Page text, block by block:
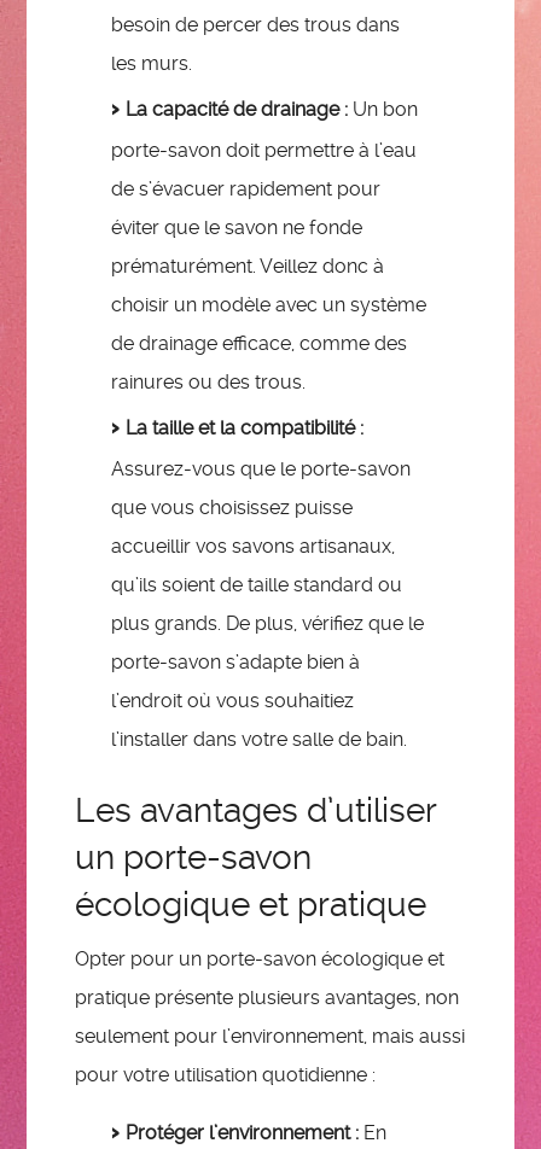
besoin de percer des trous dans
les murs.
La capacité de drainage : Un bon
porte-savon doit permettre à l’eau
de s’évacuer rapidement pour
éviter que le savon ne fonde
prématurément. Veillez donc à
choisir un modèle avec un système
de drainage efficace, comme des
rainures ou des trous.
La taille et la compatibilité :
Assurez-vous que le porte-savon
que vous choisissez puisse
accueillir vos savons artisanaux,
qu’ils soient de taille standard ou
plus grands. De plus, vérifiez que le
porte-savon s’adapte bien à
l’endroit où vous souhaitiez
l’installer dans votre salle de bain.
Les avantages d’utiliser
un porte-savon
écologique et pratique
Opter pour un porte-savon écologique et
pratique présente plusieurs avantages, non
seulement pour l’environnement, mais aussi
pour votre utilisation quotidienne :
Protéger l’environnement : En